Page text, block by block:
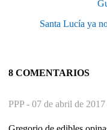
Santa Lucía ya
8 COMENTARIOS
PPP - 07 de abril de